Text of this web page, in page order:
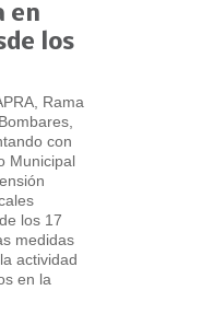
en
los
Rama
con
Municipal
los 17
medidas
actividad
en la